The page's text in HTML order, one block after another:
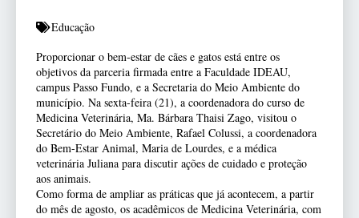
Educação
Proporcionar o bem-estar de cães e gatos está entre os
objetivos da parceria firmada entre a Faculdade IDEAU,
campus Passo Fundo, e a Secretaria do Meio Ambiente do
município. Na sexta-feira (21), a coordenadora do curso de
Medicina Veterinária, Ma. Bárbara Thaisi Zago, visitou o
Secretário do Meio Ambiente, Rafael Colussi, a coordenadora
do Bem-Estar Animal, Maria de Lourdes, e a médica
veterinária Juliana para discutir ações de cuidado e proteção
aos animais.
Como forma de ampliar as práticas que já acontecem, a partir
do mês de agosto, os acadêmicos de Medicina Veterinária, com